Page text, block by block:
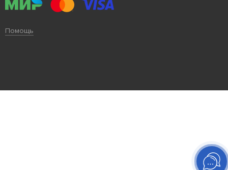
Помощь